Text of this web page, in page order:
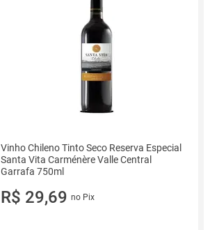
Vinho Chileno Tinto Seco Reserva Especial
Santa Vita Carménère Valle Central
Garrafa 750ml
R$ 29,69 no Pix